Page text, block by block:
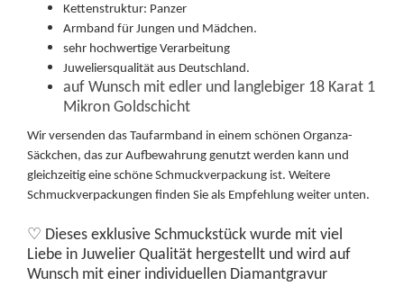
Kettenstruktur: Panzer
Armband für Jungen und Mädchen.
sehr hochwertige Verarbeitung
Juweliersqualität aus Deutschland.
auf Wunsch mit edler und langlebiger 18 Karat 1
Mikron Goldschicht
Wir versenden das Taufarmband in einem schönen Organza-
Säckchen, das zur Aufbewahrung genutzt werden kann und
gleichzeitig eine schöne Schmuckverpackung ist. Weitere
Schmuckverpackungen finden Sie als Empfehlung weiter unten.
♡ Dieses exklusive Schmuckstück wurde mit viel
Liebe in Juwelier Qualität hergestellt und wird auf
Wunsch mit einer individuellen Diamantgravur